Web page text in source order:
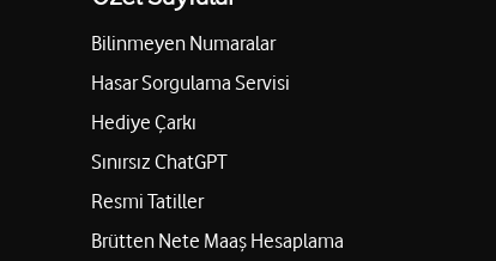
Bilinmeyen Numaralar
Hasar Sorgulama Servisi
Hediye Çarkı
Sınırsız ChatGPT
Resmi Tatiller
Brütten Nete Maaş Hesaplama